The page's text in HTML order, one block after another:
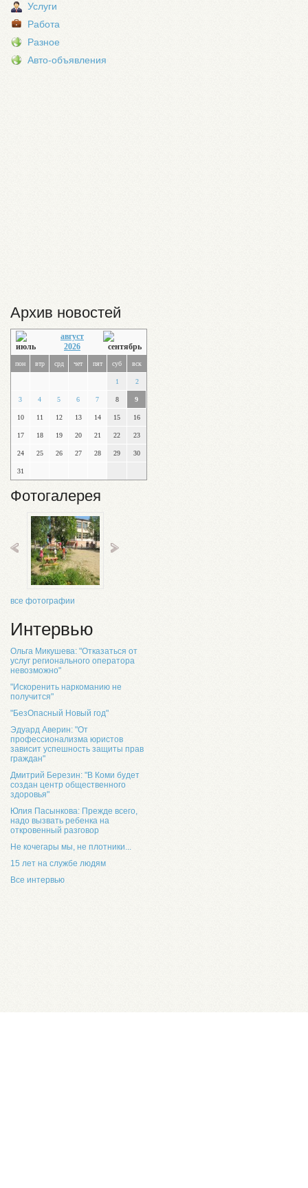
Услуги
Работа
Разное
Авто-объявления
Архив новостей
август
2026
пон втр срд чет пят суб вск
1 2
3 4 5 6 7 8 9
10 11 12 13 14 15 16
17 18 19 20 21 22 23
24 25 26 27 28 29 30
31
Фотогалерея
все фотографии
Интервью
Ольга Микушева: "Отказаться от
услуг регионального оператора
невозможно"
"Искоренить наркоманию не
получится"
"БезОпасный Новый год"
Эдуард Аверин: "От
профессионализма юристов
зависит успешность защиты прав
граждан"
Дмитрий Березин: "В Коми будет
создан центр общественного
здоровья"
Юлия Пасынкова: Прежде всего,
надо вызвать ребенка на
откровенный разговор
Не кочегары мы, не плотники...
15 лет на службе людям
Все интервью